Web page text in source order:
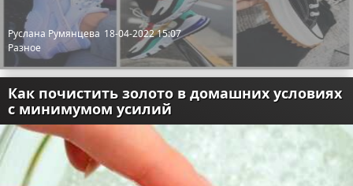
Руслана Румянцева 18-04-2022 15:07
Разное
Как почистить золото в домашних условиях
с минимумом усилий